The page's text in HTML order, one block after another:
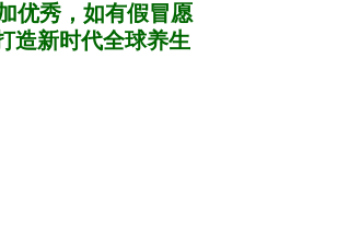
优秀，如有假冒愿
造新时代全球养生